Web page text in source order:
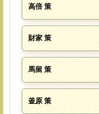
高倍 策
財家 策
馬留 策
釜原 策